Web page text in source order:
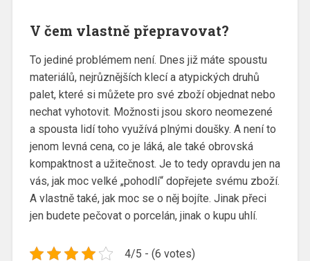
V čem vlastně přepravovat?
To jediné problémem není. Dnes již máte spoustu
materiálů, nejrůznějších klecía atypických druhů
palet, které si můžete pro své zboží objednat nebo
nechat vyhotovit. Možnosti jsou skoro neomezené
a spousta lidí toho využívá plnými doušky. A není to
jenom levná cena, co je láká, ale také obrovská
kompaktnost a užitečnost. Je to tedy opravdu jen na
vás, jak moc velké „pohodlí“ dopřejete svému zboží.
A vlastně také, jak moc se o něj bojíte. Jinak přeci
jen budete pečovat o porcelán, jinak o kupu uhlí.
4/5 - (6 votes)